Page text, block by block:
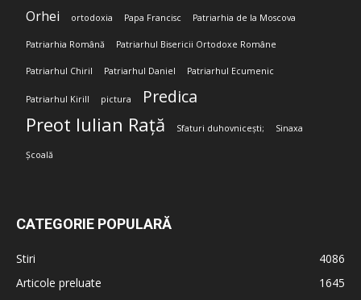
Orhei ortodoxia Papa Francisc Patriarhia de la Moscova
Patriarhia Română Patriarhul Bisericii Ortodoxe Române
Patriarhul Chiril Patriarhul Daniel Patriarhul Ecumenic
Patriarhul Kirill pictura Predica
Preot Iulian Rață Sfaturi duhovnicești; Sinaxa
Școală
CATEGORIE POPULARĂ
Stiri
4086
Articole preluate
1645